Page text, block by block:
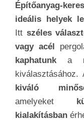
Építőanyag-
ideális helyek
Itt széles
vagy acél
kaphatunka
kiválasztásához.
kiváló
amelyeket
kialakításban